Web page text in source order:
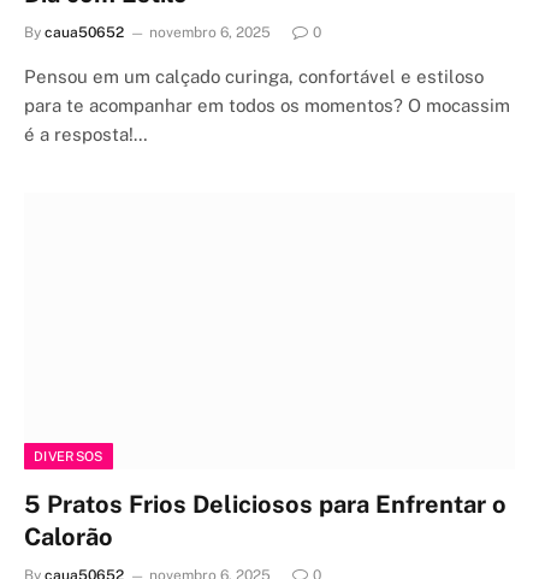
By caua50652 novembro 6, 2025 0
Pensou em um calçado curinga, confortável e estiloso
para te acompanhar em todos os momentos? O mocassim
é a resposta!…
DIVERSOS
5 Pratos Frios Deliciosos para Enfrentar o
Calorão
By caua50652 novembro 6, 2025 0